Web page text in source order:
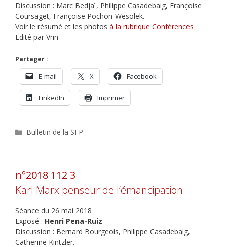
Discussion : Marc Bedjaï, Philippe Casadebaig, Françoise
Coursaget, Françoise Pochon-Wesolek.
Voir le résumé et les photos à la rubrique Conférences
Edité par Vrin
Partager :
E-mail X Facebook
LinkedIn Imprimer
Catégories
Bulletin de la SFP
n°2018 112 3
Karl Marx penseur de l’émancipation
Séance du 26 mai 2018
Exposé : Henri Pena-Ruiz
Discussion : Bernard Bourgeois, Philippe Casadebaig,
Catherine Kintzler.